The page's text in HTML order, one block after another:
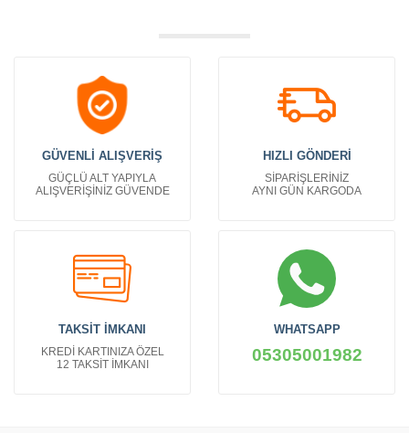
GÜVENLİ ALIŞVERİŞ
GÜÇLÜ ALT YAPIYLA
ALIŞVERİŞİNİZ GÜVENDE
HIZLI GÖNDERİ
SİPARİŞLERİNİZ
AYNI GÜN KARGODA
TAKSİT İMKANI
KREDİ KARTINIZA ÖZEL
12 TAKSİT İMKANI
WHATSAPP
05305001982